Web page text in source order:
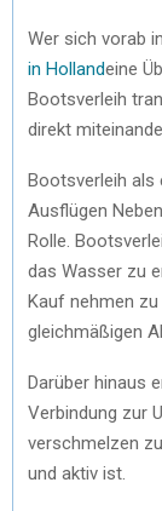
Wer sich vorab
in Hollandeine
Bootsverleih
direkt
Bootsverleih als
Ausflügen
Rolle.
das Wasser zu
Kauf nehmen
gleichmäßigen
Darüber hinaus
Verbindung zur
verschmelzen
und aktiv ist.